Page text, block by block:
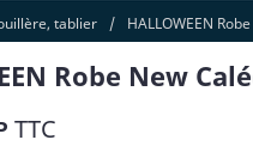
tablier / HALLOWEEN
Robe New
TTC